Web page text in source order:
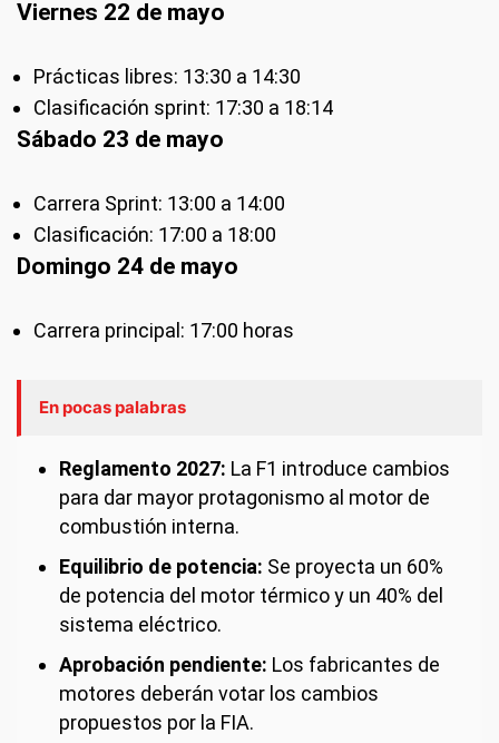
Viernes 22 de mayo
Prácticas libres: 13:30 a 14:30
Clasificación sprint: 17:30 a 18:14
Sábado 23 de mayo
Carrera Sprint: 13:00 a 14:00
Clasificación: 17:00 a 18:00
Domingo 24 de mayo
Carrera principal: 17:00 horas
En pocas palabras
Reglamento 2027: La F1 introduce cambios
para dar mayor protagonismo al motor de
combustión interna.
Equilibrio de potencia: Se proyecta un 60%
de potencia del motor térmico y un 40% del
sistema eléctrico.
Aprobación pendiente: Los fabricantes de
motores deberán votar los cambios
propuestos por la FIA.